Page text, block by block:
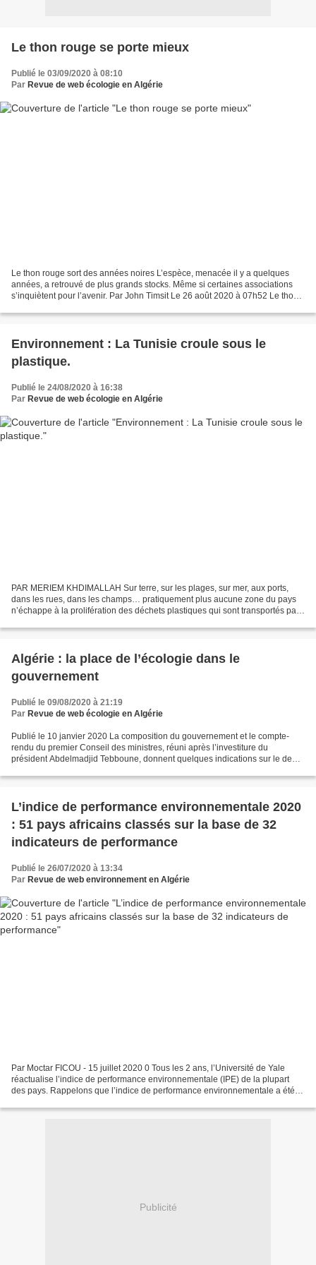
Le thon rouge se porte mieux
Publié le 03/09/2020 à 08:10
Par Revue de web écologie en Algérie
Le thon rouge sort des années noires L’espèce, menacée il y a quelques
années, a retrouvé de plus grands stocks. Même si certaines associations
s’inquiètent pour l’avenir. Par John Timsit Le 26 août 2020 à 07h52 Le thon
Environnement : La Tunisie croule sous le
plastique.
Publié le 24/08/2020 à 16:38
Par Revue de web écologie en Algérie
PAR MERIEM KHDIMALLAH Sur terre, sur les plages, sur mer, aux ports,
dans les rues, dans les champs… pratiquement plus aucune zone du pays
n’échappe à la prolifération des déchets plastiques qui sont transportés par
Algérie : la place de l’écologie dans le
gouvernement
Publié le 09/08/2020 à 21:19
Par Revue de web écologie en Algérie
Publié le 10 janvier 2020 La composition du gouvernement et le compte-
rendu du premier Conseil des ministres, réuni après l’investiture du
président Abdelmadjid Tebboune, donnent quelques indications sur le degré
L’indice de performance environnementale 2020
: 51 pays africains classés sur la base de 32
indicateurs de performance
Publié le 26/07/2020 à 13:34
Par Revue de web environnement en Algérie
Par Moctar FICOU - 15 juillet 2020 0 Tous les 2 ans, l’Université de Yale
réactualise l’indice de performance environnementale (IPE) de la plupart
des pays. Rappelons que l’indice de performance environnementale a été
Publicité